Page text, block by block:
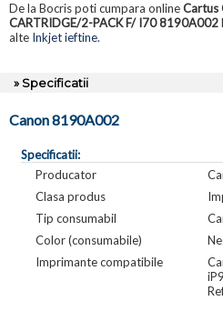
De la Bocris poti cumpara onlineCartus
CARTRIDGE/2-PACK F/ I70 8190A002
alte Inkjet ieftine.
» Specificatii
Canon 8190A002
Specificatii:
Producator
Clasa produs
Tip consumabil
Color (consumabile)
Imprimante compatibile